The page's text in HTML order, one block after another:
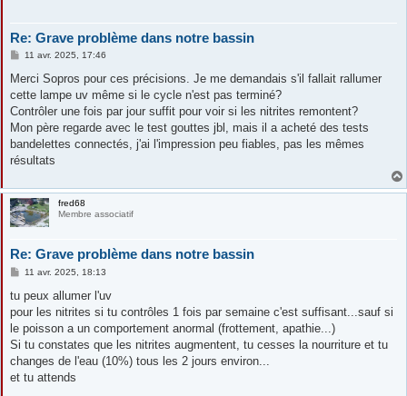
Re: Grave problème dans notre bassin
M
s
a
g
11 avr. 2025, 17:46
Merci Sopros pour ces précisions. Je me demandais s'il fallait rallumer
cette lampe uv même si le cycle n'est pas terminé?
Contrôler une fois par jour suffit pour voir si les nitrites remontent?
Mon père regarde avec le test gouttes jbl, mais il a acheté des tests
bandelettes connectés, j'ai l'impression peu fiables, pas les mêmes
résultats
fred68
Membre associatif
Re: Grave problème dans notre bassin
M
s
s
a
g
e
11 avr. 2025, 18:13
tu peux allumer l'uv
pour les nitrites si tu contrôles 1 fois par semaine c'est suffisant...sauf si
le poisson a un comportement anormal (frottement, apathie...)
Si tu constates que les nitrites augmentent, tu cesses la nourriture et tu
changes de l'eau (10%) tous les 2 jours environ...
et tu attends